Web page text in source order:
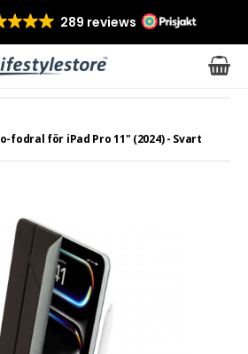
fodral för iPad Pro 11" (2024) - Svart